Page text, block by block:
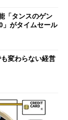
「タンスのゲン
」がタイムセール
変わらない経営